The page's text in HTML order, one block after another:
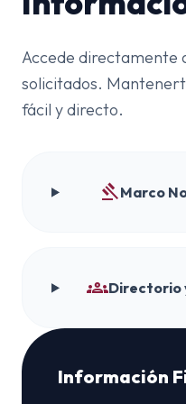
Accede directamente
solicitados.
fácil y directo.
gavelMarco
groupsDirectorio
Información